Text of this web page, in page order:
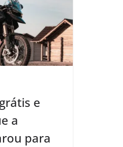
e
a
para